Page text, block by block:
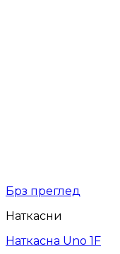
Брз преглед
Наткасни
Наткасна Uno 1F